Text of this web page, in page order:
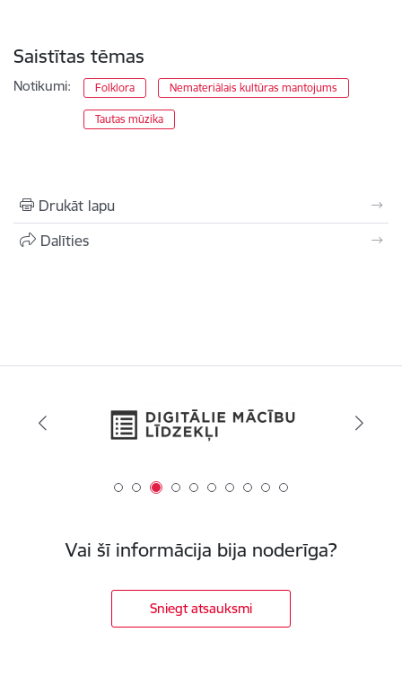
Saistītas tēmas
Notikumi: Folklora Nemateriālais kultūras mantojums
Tautas mūzika
Drukāt lapu
Dalīties
Vai šī informācija bija noderīga?
Sniegt atsauksmi